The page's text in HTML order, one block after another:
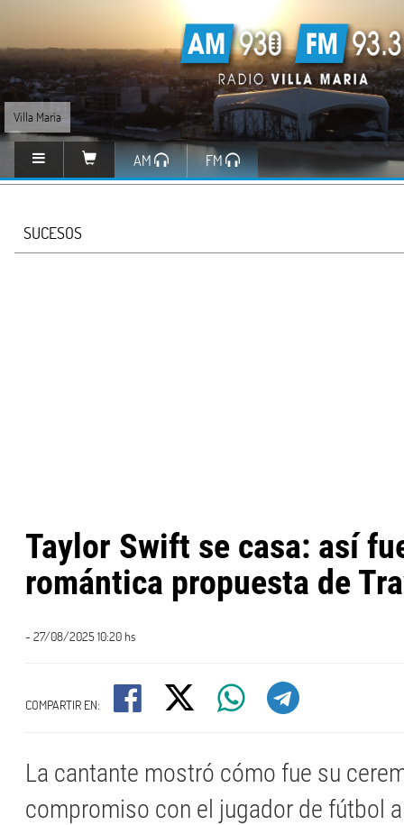
Villa María
AM FM
SUCESOS
Taylor Swift se casa: así
romántica propuesta de
- 27/08/2025 10:20 hs
COMPARTIR EN:
La cantante mostró cómo fue su
compromiso con el jugador de fútbol